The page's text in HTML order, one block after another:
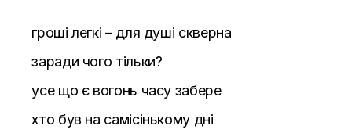
гроші легкі – для душі скверна
заради чого тільки?
усе що є вогонь часу забере
хто був на самісінькому дні